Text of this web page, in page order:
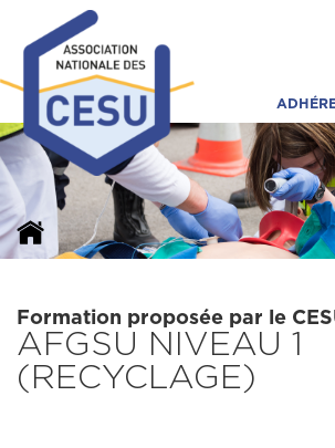
Formation proposée par le
AFGSU NIVEAU 1
(RECYCLAGE)